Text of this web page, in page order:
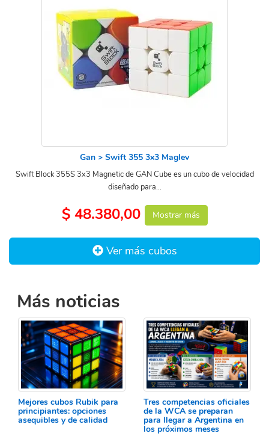
Gan > Swift 355 3x3 Maglev
Swift Block 355S 3x3 Magnetic de GAN Cube es un cubo de velocidad
diseñado para...
$ 48.380,00 Mostrar más
Ver más cubos
Más noticias
Mejores cubos Rubik para
principiantes: opciones
asequibles y de calidad
Tres competencias oficiales
de la WCA se preparan
para llegar a Argentina en
los próximos meses